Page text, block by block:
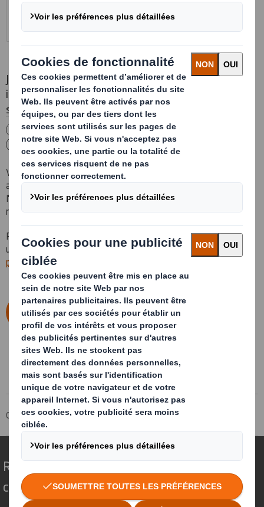
Je souhaite recevoir des communications, des
informations et des mises à jour sur les produits et
services deDS Smithpar courrier électronique.
OUI
NON
Vous disposez toujours de la possibilité d'annuler votre
accord pour la réception de ces communications par
l'intermédiaire du lien de désinscription qui figure au bas de
nos emails marketing.
Pour plus d'information sur la manière dont DS Smith gère,
utilise et protège vos données, veuillez consulter notre
politique de confidentialité
Envoyer
Groupe DS Smith A propos Nos implantations
Repenser l’emballage pour un monde qui
change